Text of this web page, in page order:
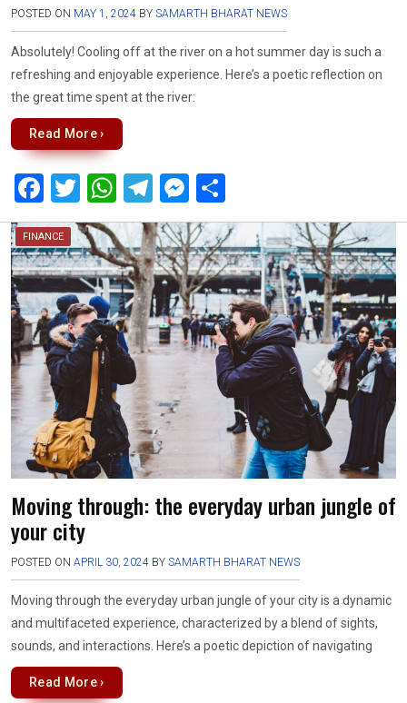
POSTED ON MAY 1, 2024 BY SAMARTH BHARAT NEWS
Absolutely! Cooling off at the river on a hot summer day is such a
refreshing and enjoyable experience. Here’s a poetic reflection on
the great time spent at the river:
Read More ›
F
a
ce
b
o
o
k
T
wi
tt
er
W
h
at
s
A
p
p
T
el
e
gr
a
m
M
es
se
n
g
er
h
ar
e
FINANCE
Moving through: the everyday urban jungle of
your city
POSTED ON APRIL 30, 2024 BY SAMARTH BHARAT NEWS
Moving through the everyday urban jungle of your city is a dynamic
and multifaceted experience, characterized by a blend of sights,
sounds, and interactions. Here’s a poetic depiction of navigating
Read More ›